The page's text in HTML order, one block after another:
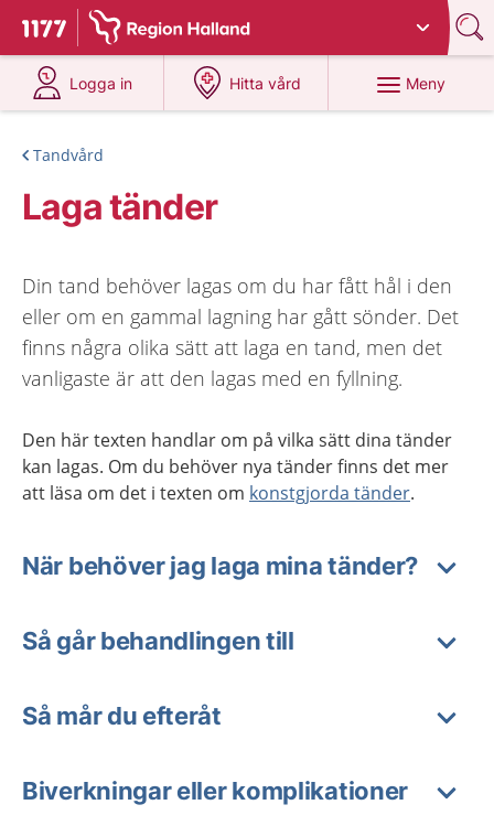
Till startsidan för 1177
Du har valt region Halland
Logga in
på 1177.se
Hitta vård
på 1177.se
Meny
Tandvård
Laga tänder
Din tand behöver lagas om du har fått hål i den
eller om en gammal lagning har gått sönder. Det
finns några olika sätt att laga en tand, men det
vanligaste är att den lagas med en fyllning.
Den här texten handlar om på vilka sätt dina tänder
kan lagas. Om du behöver nya tänder finns det mer
att läsa om det i texten om konstgjorda tänder.
När behöver jag laga mina tänder?
Så går behandlingen till
Så mår du efteråt
Biverkningar eller komplikationer